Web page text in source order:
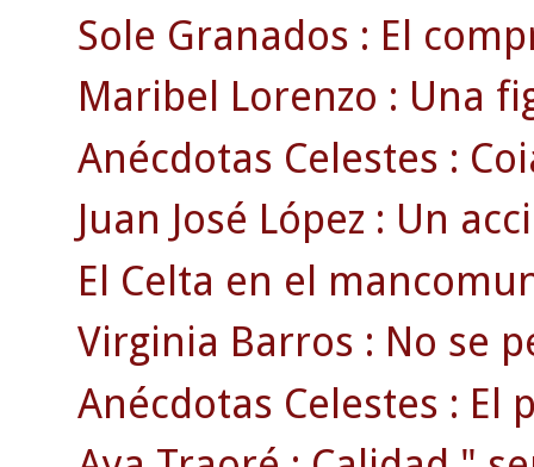
Sole Granados : El
Maribel Lorenzo : Una
Anécdotas Celestes :
Juan José López : Un
El Celta en el
Virginia Barros : No se
Anécdotas Celestes : El